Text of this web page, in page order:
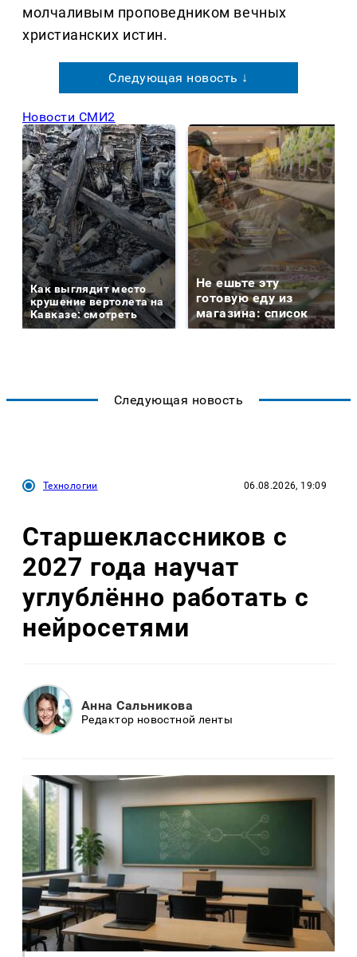
молчаливым проповедником вечных
христианских истин.
Следующая новость ↓
Новости СМИ2
Как выглядит место
крушение вертолета на
Кавказе: смотреть
Не ешьте эту
готовую еду из
магазина: список
Следующая новость
Технологии 06.08.2026, 19:09
Старшеклассников с
2027 года научат
углублённо работать с
нейросетями
Анна Сальникова
Редактор новостной ленты